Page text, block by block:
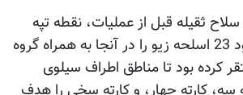
ثقیله قبل از عملیات، نقطه تپه
علی آباد بود. مسعود 23 اسلحه زیو را در آنجا به همراه گروه
مستقر کرده بود تا مناطق اطراف سیلوی